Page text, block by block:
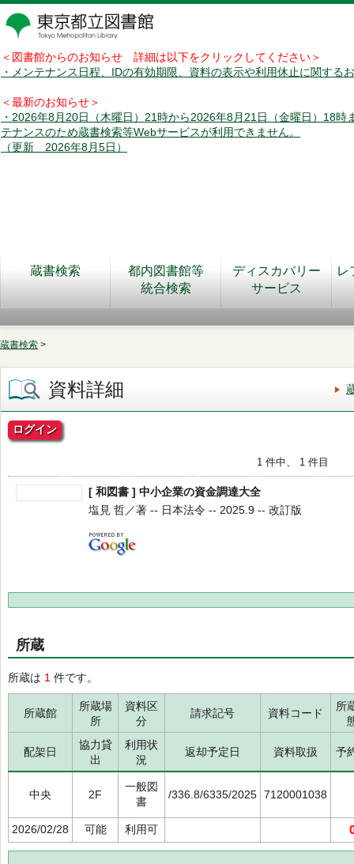
＜図書館からのお知らせ 詳細は以下をクリックしてください＞
・メンテナンス日程、IDの有効期限、資料の表示や利用休止に関する
＜最新のお知らせ＞
・2026年8月20日（木曜日）21時から2026年8月21日（金曜日）18時
テナンスのため蔵書検索等Webサービスが利用できません。
（更新 2026年8月5日）
蔵書検索
都内図書館等
統合検索
ディスカバリー
サービス
レ
蔵書検索 >
資料詳細
ログイン
1 件中、 1 件目
[ 和図書 ] 中小企業の資金調達大全
塩見 哲／著 -- 日本法令 -- 2025.9 -- 改訂版
所蔵
所蔵は 1 件です。
所蔵館
所蔵場
所
資料区
分
請求記号 資料コード
所
配架日
協力貸
出
利用状
況
返却予定日 資料取扱 予
中央 2F
一般図
書
/336.8/6335/2025 7120001038
2026/02/28 可能 利用可